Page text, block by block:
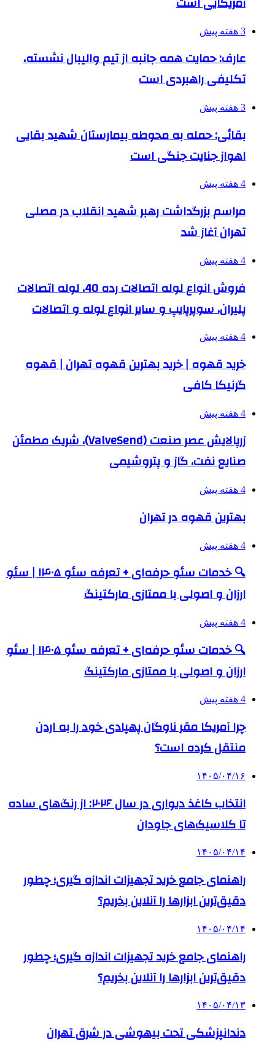
3 هفته پیش
عارف: حمایت همه جانبه از تیم والیبال نشسته،
تکلیفی راهبردی است
3 هفته پیش
بقائی: حمله به محوطه بیمارستان شهید بقایی
اهواز جنایت جنگی است
4 هفته پیش
مراسم بزرگداشت رهبر شهید انقلاب در مصلی
تهران آغاز شد
4 هفته پیش
فروش انواع لوله اتصالات رده 40، لوله اتصالات
پلیران، سوپرپایپ و سایر انواع لوله و اتصالات
4 هفته پیش
خرید قهوه | خرید بهترین قهوه تهران | قهوه
گرنیکا کافی
4 هفته پیش
زرپالایش عصر صنعت (ValveSend)، شریک مطمئن
صنایع نفت، گاز و پتروشیمی
4 هفته پیش
بهترین قهوه در تهران
4 هفته پیش
🔍 خدمات سئو حرفه‌ای + تعرفه سئو ۱۴۰۵ | سئو
ارزان و اصولی با ممتازی مارکتینگ
4 هفته پیش
🔍 خدمات سئو حرفه‌ای + تعرفه سئو ۱۴۰۵ | سئو
ارزان و اصولی با ممتازی مارکتینگ
4 هفته پیش
چرا آمریکا مقر ناوگان پهپادی خود را به اردن
منتقل کرده است؟
۱۴۰۵/۰۴/۱۶
انتخاب کاغذ دیواری در سال ۲۰۲۶: از رنگ‌های ساده
تا کلاسیک‌های جاودان
۱۴۰۵/۰۴/۱۴
راهنمای جامع خرید تجهیزات اندازه گیری؛ چطور
دقیق‌ترین ابزارها را آنلاین بخریم؟
۱۴۰۵/۰۴/۱۴
راهنمای جامع خرید تجهیزات اندازه گیری؛ چطور
دقیق‌ترین ابزارها را آنلاین بخریم؟
۱۴۰۵/۰۴/۱۳
دندانپزشکی تحت بیهوشی در شرق تهران